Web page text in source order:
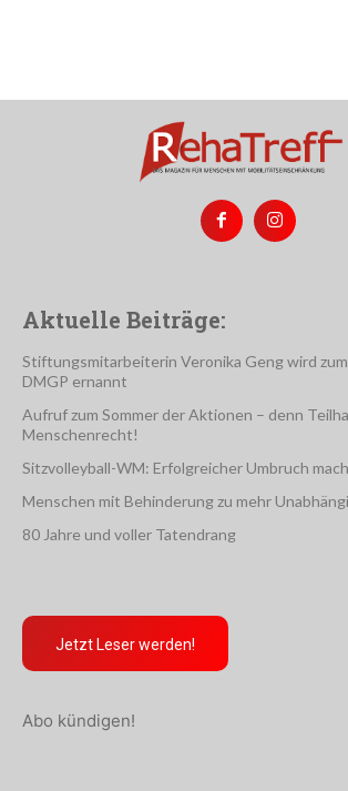
Aktuelle Beiträge:
Stiftungsmitarbeiterin Veronika Geng wird
DMGP ernannt
Aufruf zum Sommer der Aktionen – denn
Menschenrecht!
Sitzvolleyball-WM: Erfolgreicher Umbruch
Menschen mit Behinderung zu mehr
80 Jahre und voller Tatendrang
Jetzt Leser werden!
Abo kündigen!